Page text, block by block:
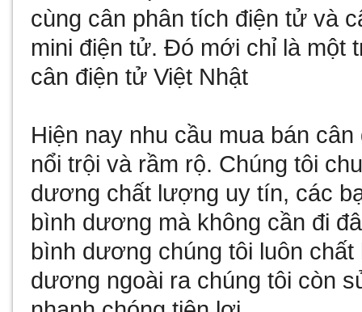
cùng cân phân tích điện tử và
mini điện tử. Đó mới chỉ là một
cân điện tử Việt Nhật
Hiện nay nhu cầu mua bán
nổi trội và rầm rộ. Chúng tôi
dương chất lượng uy tín, các
bình dương mà không cần đi
bình dương chúng tôi luôn
dương ngoài ra chúng tôi còn